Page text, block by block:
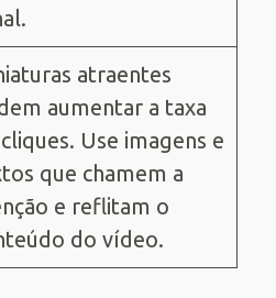
atraentes
aumentar a taxa
Use imagens e
que chamem a
e reflitam o
do vídeo.